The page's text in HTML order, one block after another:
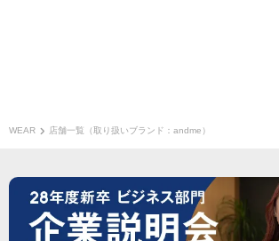
WEAR 店舗一覧（取り扱いブランド：andme）